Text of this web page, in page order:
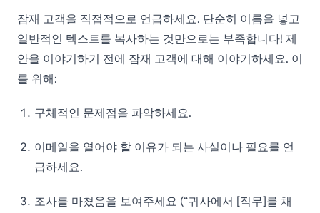
잠재 고객을 직접적으로 언급하세요. 단순히 이름을 넣고
일반적인 텍스트를 복사하는 것만으로는 부족합니다! 제
안을 이야기하기 전에 잠재 고객에 대해 이야기하세요. 이
를 위해:
구체적인 문제점을 파악하세요.
이메일을 열어야 할 이유가 되는 사실이나 필요를 언
급하세요.
조사를 마쳤음을 보여주세요 (“귀사에서 [직무]를 채